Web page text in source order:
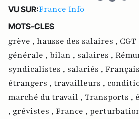
VU SUR:France Info
MOTS-CLES
grève , hausse des salaires , CGT
générale , bilan , salaires ,
syndicalistes , salariés ,
étrangers , travailleurs ,
marché du travail , Transports ,
, grévistes , France ,